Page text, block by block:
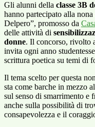
Gli alunni della classe 3B
hanno partecipato alla
Delpero”, promosso da
delle attività di
donne. Il concorso, rivolto
invita ogni anno
scrittura poetica su temi di
Il tema scelto per questa
sta come barche in mezzo
sul senso di smarrimento e
anche sulla possibilità di
consapevolezza e il